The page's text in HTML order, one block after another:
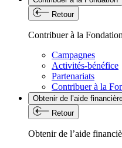
Retour
Contribuer à la Fondation
Campagnes
Activités-bénéfice
Partenariats
Contribuer à la
Obtenir de l’aide
Retour
Obtenir de l’aide